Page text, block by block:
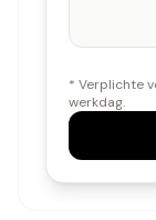
* Verplichte
werkdag.